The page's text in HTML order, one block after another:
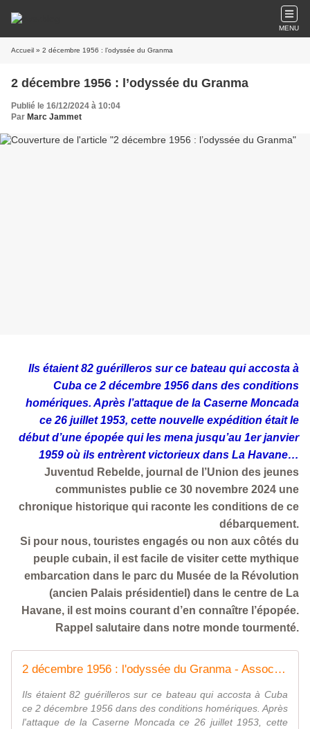
MENU
Accueil » 2 décembre 1956 : l’odyssée du Granma
2 décembre 1956 : l’odyssée du Granma
Publié le 16/12/2024 à 10:04
Par Marc Jammet
Ils étaient 82 guérilleros sur ce bateau qui accosta à
Cuba ce 2 décembre 1956 dans des conditions
homériques. Après l’attaque de la Caserne Moncada
ce 26 juillet 1953, cette nouvelle expédition était le
début d’une épopée qui les mena jusqu’au 1er janvier
1959 où ils entrèrent victorieux dans La Havane…
Juventud Rebelde, journal de l’Union des jeunes
communistes publie ce 30 novembre 2024 une
chronique historique qui raconte les conditions de ce
débarquement.
Si pour nous, touristes engagés ou non aux côtés du
peuple cubain, il est facile de visiter cette mythique
embarcation dans le parc du Musée de la Révolution
(ancien Palais présidentiel) dans le centre de La
Havane, il est moins courant d’en connaître l’épopée.
Rappel salutaire dans notre monde tourmenté.
2 décembre 1956 : l'odyssée du Granma - Association Cuba Coopération France
Ils étaient 82 guérilleros sur ce bateau qui accosta à Cuba
ce 2 décembre 1956 dans des conditions homériques. Après
l'attaque de la Caserne Moncada ce 26 juillet 1953, cette